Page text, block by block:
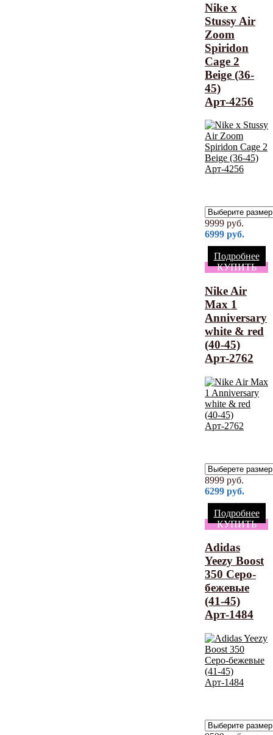
Nike x
Stussy Air
Zoom
Spiridon
Cage 2
Beige (36-
45)
Арт-4256
9999 руб.
6999 руб.
Подробнее
КУПИТЬ
Nike Air
Max 1
Anniversary
white & red
(40-45)
Арт-2762
8999 руб.
6299 руб.
Подробнее
КУПИТЬ
Adidas
Yeezy Boost
350 Серо-
бежевые
(41-45)
Арт-1484